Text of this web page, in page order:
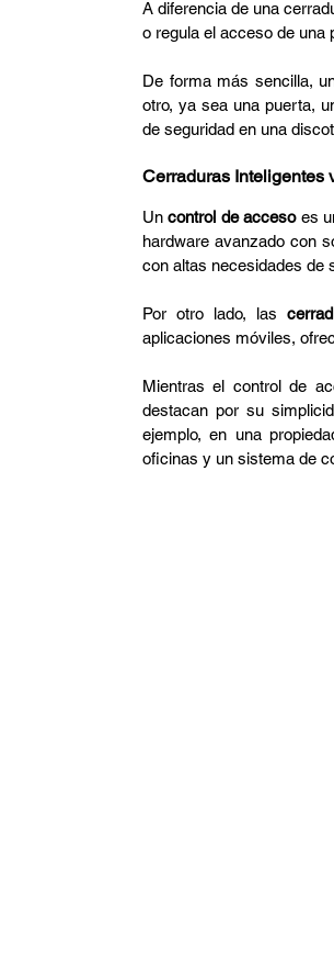
A diferencia de una
o regula el acceso de una
De forma más sencilla,
otro, ya sea una puerta,
de seguridad en una
Cerraduras Inteligentes
Un control de acceso es
hardware avanzado con
con altas necesidades de
Por otro lado, las
aplicaciones móviles,
Mientras el control de
destacan por su
ejemplo, en una
oficinas y un sistema de